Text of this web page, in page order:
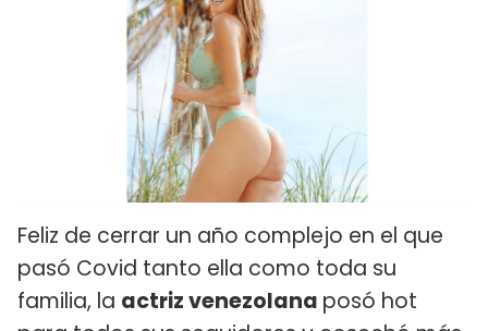
Feliz de cerrar un año complejo en el que
pasó Covid tanto ella como toda su
familia, la actriz venezolana posó hot